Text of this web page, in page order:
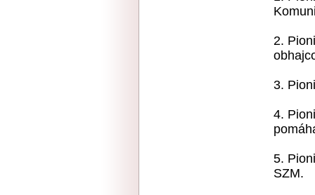
2.
3.
4.
5.
SZM.